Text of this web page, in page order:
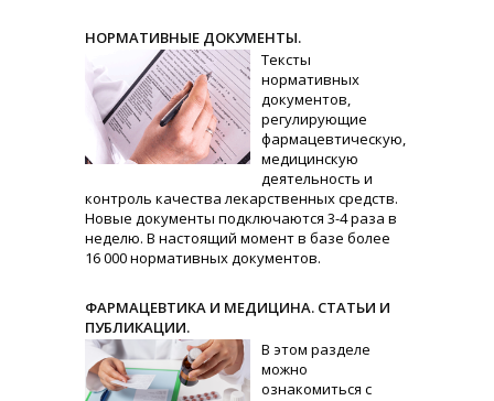
НОРМАТИВНЫЕ ДОКУМЕНТЫ.
Тексты
нормативных
документов,
регулирующие
фармацевтическую,
медицинскую
деятельность и
контроль качества лекарственных средств.
Новые документы подключаются 3-4 раза в
неделю. В настоящий момент в базе более
16 000 нормативных документов.
ФАРМАЦЕВТИКА И МЕДИЦИНА. СТАТЬИ И
ПУБЛИКАЦИИ.
В этом разделе
можно
ознакомиться с